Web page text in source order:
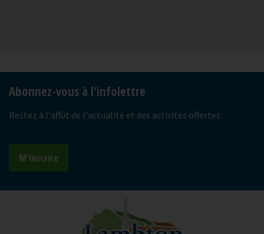
Abonnez-vous à l'infolettre
Restez à l'affût de l'actualité et des activités offertes.
M'inscrire